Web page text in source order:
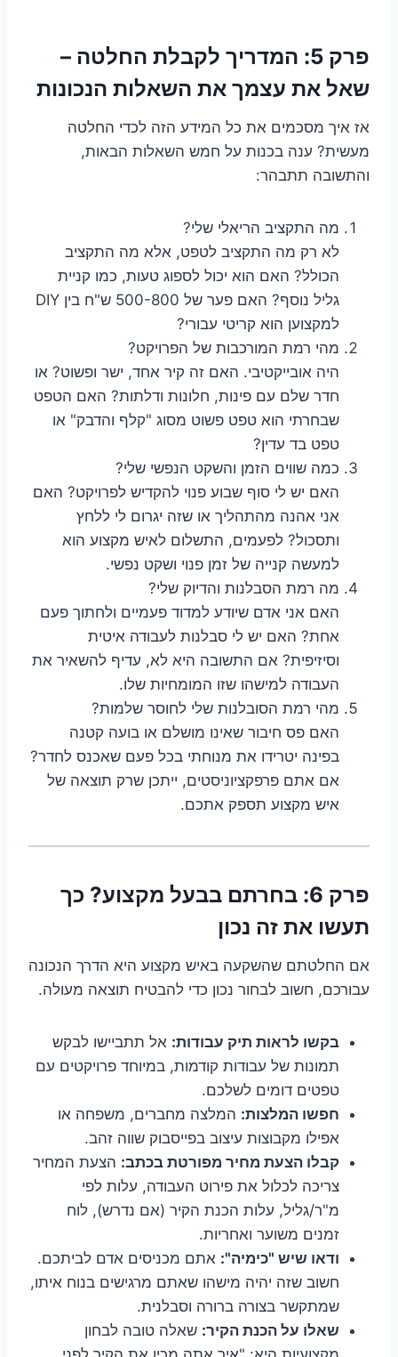
פרק 5: המדריך לקבלת החלטה –
שאל את עצמך את השאלות הנכונות
אז איך מסכמים את כל המידע הזה לכדי החלטה
מעשית? ענה בכנות על חמש השאלות הבאות,
והתשובה תתבהר:
מה התקציב הריאלי שלי?
לא רק מה התקציב לטפט, אלא מה התקציב
הכולל? האם הוא יכול לספוג טעות, כמו קניית
גליל נוסף? האם פער של 500-800 ש"ח בין DIY
למקצוען הוא קריטי עבורי?
מהי רמת המורכבות של הפרויקט?
היה אובייקטיבי. האם זה קיר אחד, ישר ופשוט? או
חדר שלם עם פינות, חלונות ודלתות? האם הטפט
שבחרתי הוא טפט פשוט מסוג "קלף והדבק" או
טפט בד עדין?
כמה שווים הזמן והשקט הנפשי שלי?
האם יש לי סוף שבוע פנוי להקדיש לפרויקט? האם
אני אהנה מהתהליך או שזה יגרום לי ללחץ
ותסכול? לפעמים, התשלום לאיש מקצוע הוא
למעשה קנייה של זמן פנוי ושקט נפשי.
מה רמת הסבלנות והדיוק שלי?
האם אני אדם שיודע למדוד פעמיים ולחתוך פעם
אחת? האם יש לי סבלנות לעבודה איטית
וסיזיפית? אם התשובה היא לא, עדיף להשאיר את
העבודה למישהו שזו המומחיות שלו.
מהי רמת הסובלנות שלי לחוסר שלמות?
האם פס חיבור שאינו מושלם או בועה קטנה
בפינה יטרידו את מנוחתי בכל פעם שאכנס לחדר?
אם אתם פרפקציוניסטים, ייתכן שרק תוצאה של
איש מקצוע תספק אתכם.
פרק 6: בחרתם בבעל מקצוע? כך
תעשו את זה נכון
אם החלטתם שהשקעה באיש מקצוע היא הדרך הנכונה
עבורכם, חשוב לבחור נכון כדי להבטיח תוצאה מעולה.
בקשו לראות תיק עבודות: אל תתביישו לבקש
תמונות של עבודות קודמות, במיוחד פרויקטים עם
טפטים דומים לשלכם.
חפשו המלצות: המלצה מחברים, משפחה או
אפילו מקבוצות עיצוב בפייסבוק שווה זהב.
קבלו הצעת מחיר מפורטת בכתב: הצעת המחיר
צריכה לכלול את פירוט העבודה, עלות לפי
מ"ר/גליל, עלות הכנת הקיר (אם נדרש), לוח
זמנים משוער ואחריות.
ודאו שיש "כימיה": אתם מכניסים אדם לביתכם.
חשוב שזה יהיה מישהו שאתם מרגישים בנוח איתו,
שמתקשר בצורה ברורה וסבלנית.
שאלו על הכנת הקיר: שאלה טובה לבחון